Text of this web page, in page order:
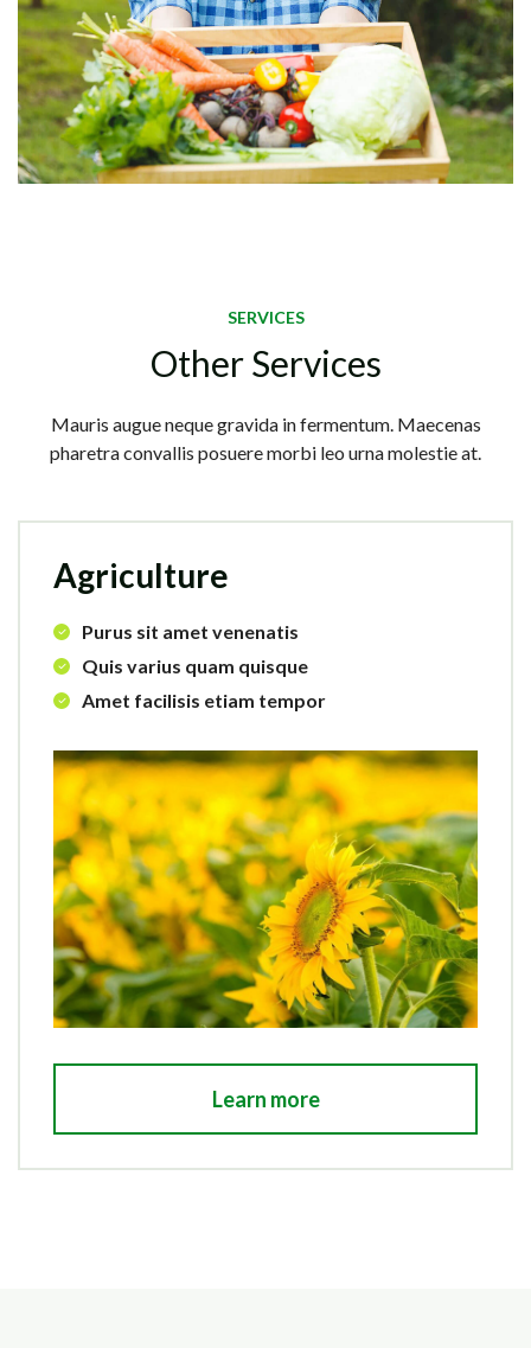
SERVICES
Other Services
Mauris augue neque gravida in fermentum. Maecenas
pharetra convallis posuere morbi leo urna molestie at.
Agriculture
Purus sit amet venenatis
Quis varius quam quisque
Amet facilisis etiam tempor
Learn more